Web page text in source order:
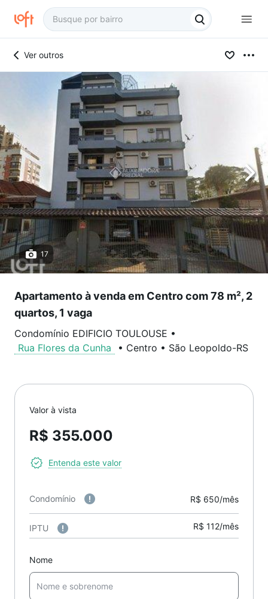
Ver outros
17
Apartamento à venda em Centro com 78 m², 2
quartos, 1 vaga
Condomínio EDIFICIO TOULOUSE •
Rua Flores da Cunha
• Centro • São Leopoldo-RS
Valor à vista
R$ 355.000
Entenda este valor
Condomínio R$ 650/mês
IPTU R$ 112/mês
Nome